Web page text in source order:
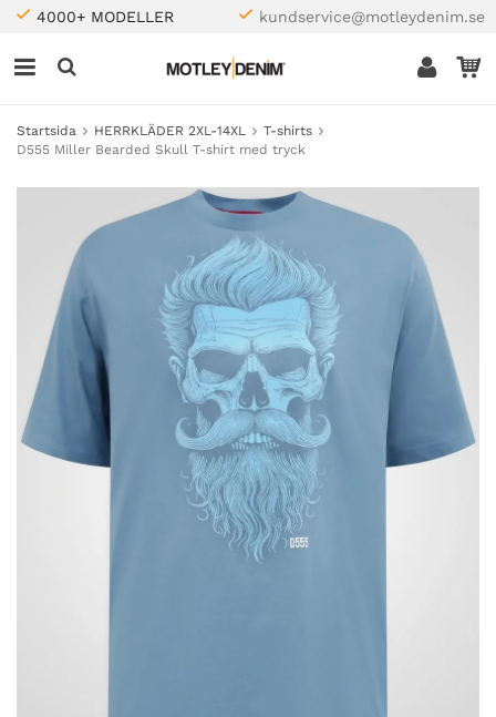
4000+ MODELLER kundservice@motleydenim.se
Startsida HERRKLÄDER 2XL-14XL
T-shirts
D555 Miller Bearded Skull T-shirt med tryck